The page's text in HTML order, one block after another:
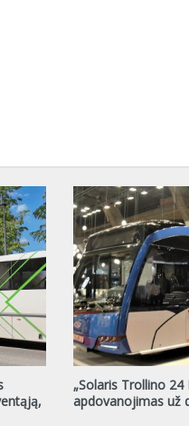
„Solaris Trollino 24
apdovanojimas už